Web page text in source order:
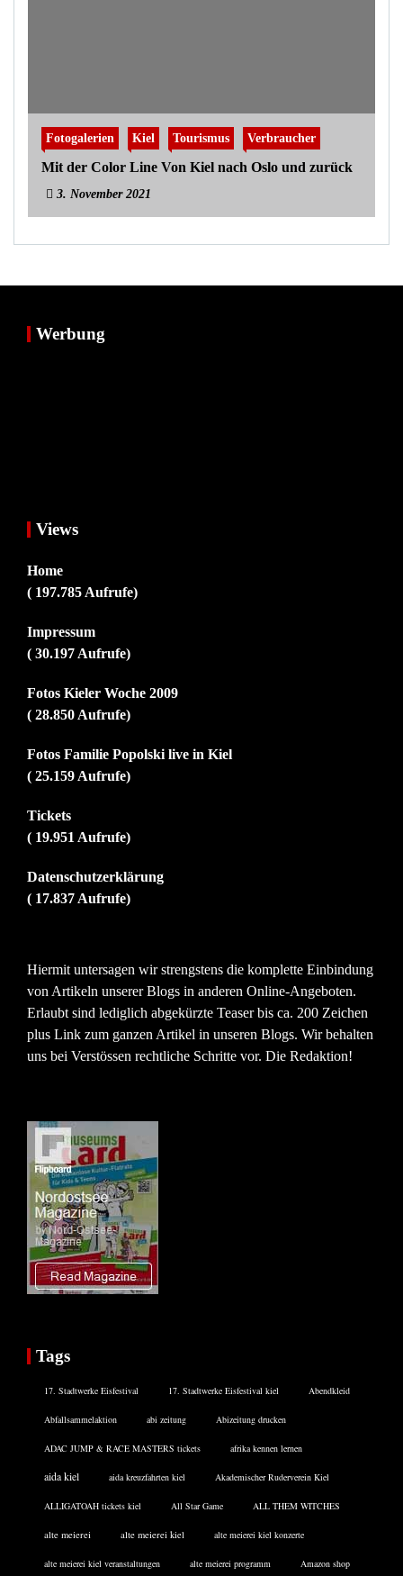
Fotogalerien Kiel Tourismus Verbraucher
Mit der Color Line Von Kiel nach Oslo und zurück
3. November 2021
Werbung
Views
Home
( 197.785 Aufrufe)
Impressum
( 30.197 Aufrufe)
Fotos Kieler Woche 2009
( 28.850 Aufrufe)
Fotos Familie Popolski live in Kiel
( 25.159 Aufrufe)
Tickets
( 19.951 Aufrufe)
Datenschutzerklärung
( 17.837 Aufrufe)
Hiermit untersagen wir strengstens die komplette Einbindung
von Artikeln unserer Blogs in anderen Online-Angeboten.
Erlaubt sind lediglich abgekürzte Teaser bis ca. 200 Zeichen
plus Link zum ganzen Artikel in unseren Blogs. Wir behalten
uns bei Verstössen rechtliche Schritte vor. Die Redaktion!
Tags
17. Stadtwerke Eisfestival 17. Stadtwerke Eisfestival kiel Abendkleid
Abfallsammelaktion abi zeitung Abizeitung drucken
ADAC JUMP & RACE MASTERS tickets afrika kennen lernen
aida kiel aida kreuzfahrten kiel Akademischer Ruderverein Kiel
ALLIGATOAH tickets kiel All Star Game ALL THEM WITCHES
alte meierei alte meierei kiel alte meierei kiel konzerte
alte meierei kiel veranstaltungen alte meierei programm Amazon shop